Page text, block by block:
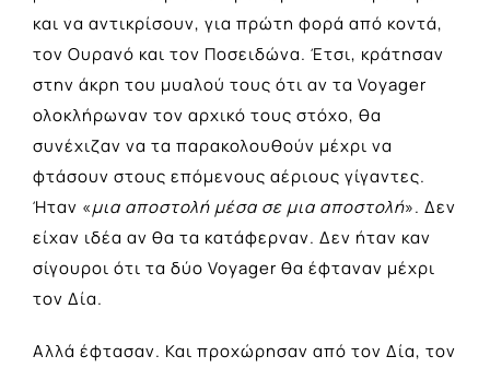
και να αντικρίσουν, για πρώτη φορά από κοντά,
τον Ουρανό και τον Ποσειδώνα. Έτσι, κράτησαν
στην άκρη του μυαλού τους ότι αν τα Voyager
ολοκλήρωναν τον αρχικό τους στόχο, θα
συνέχιζαν να τα παρακολουθούν μέχρι να
φτάσουν στους επόμενους αέριους γίγαντες.
Ήταν «μια αποστολή μέσα σε μια αποστολή». Δεν
είχαν ιδέα αν θα τα κατάφερναν. Δεν ήταν καν
σίγουροι ότι τα δύο Voyager θα έφταναν μέχρι
τον Δία.
Αλλά έφτασαν. Και προχώρησαν από τον Δία, τον